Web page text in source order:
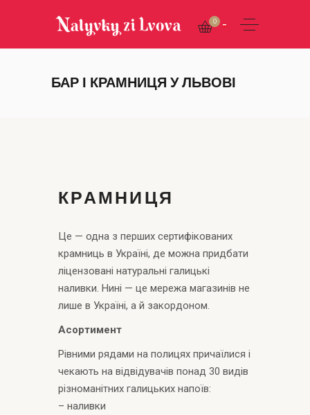
0
БАР І КРАМНИЦЯ У ЛЬВОВІ
КРАМНИЦЯ
Це — одна з перших сертифікованих
крамниць в Україні, де можна придбати
ліцензовані натуральні галицькі
наливки. Нині — це мережа магазинів не
лише в Україні, а й закордоном.
Асортимент
Рівними рядами на полицях причаїлися і
чекають на відвідувачів понад 30 видів
різноманітних галицьких напоїв:
– наливки